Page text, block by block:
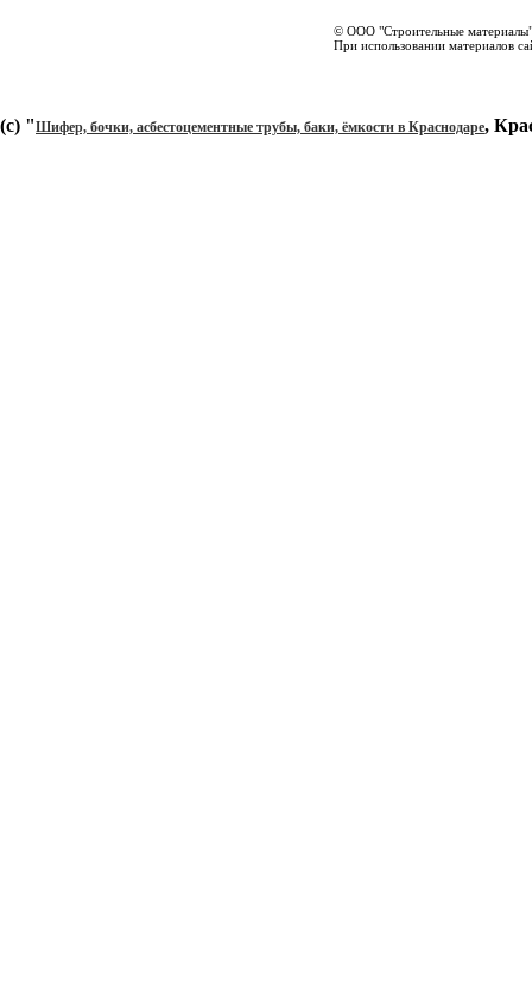
© ООО "Строительные
При использовании материалов
(c) "Шифер, бочки, асбестоцементные трубы, баки, ёмкости в Краснодаре,